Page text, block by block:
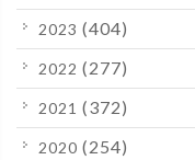
2023 (404)
2022 (277)
2021 (372)
2020 (254)